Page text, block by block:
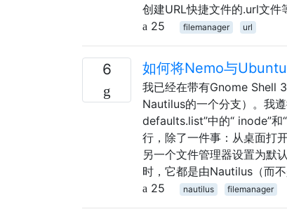
创建URL快捷文件的.url文件
25
filemanager url
6 如何将Nemo与
我已经在带有Gnome Shell
Nautilus的一个分支）。我
defaults.list”中的“ inode”
行，除了一件事：从桌面打
另一个文件管理器设置为默
时，它都是由Nautilus（而
25
nautilus filemanager